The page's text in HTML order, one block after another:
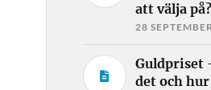
att välja på?
28
Guldpriset
det och